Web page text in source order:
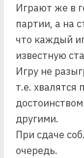
Играют же в
партии, а на
что каждый
известную
Игру не
т.е.
другими.
При сдаче
очередь.